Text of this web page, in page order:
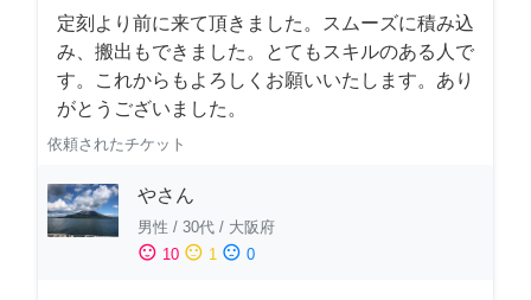
定刻より前に来て頂きました。スムーズに積み込
み、搬出もできました。とてもスキルのある人で
す。これからもよろしくお願いいたします。あり
がとうございました。
依頼されたチケット
やさん
男性 / 30代 / 大阪府
sentiment_satisfied 10 sentiment_neutral 1 sentiment_dissatisfied 0